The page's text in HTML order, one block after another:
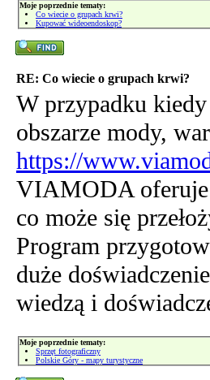
Moje poprzednie tematy:
Co wiecie o grupach krwi?
Kupować wideoendoskop?
RE: Co wiecie o grupach krwi?
W przypadku
obszarze mody,
https://
VIAMODA oferuje
co może się
Program
duże
wiedzą i
Moje poprzednie tematy:
Sprzęt fotograficzny
Polskie Góry - mapy turystyczne